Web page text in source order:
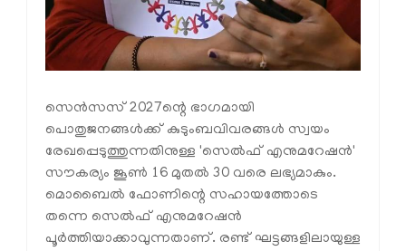
സെൻസസ് 2027ന്റെ ഭാഗമായി
പൊതുജനങ്ങൾക്ക് കുടുംബവിവരങ്ങൾ സ്വയം
രേഖപ്പെടുത്തുന്നതിനുള്ള 'സെൽഫ് എനുമറേഷൻ'
സൗകര്യം ജൂൺ 16 മുതൽ 30 വരെ ലഭ്യമാകും.
മൊബൈൽ ഫോണിന്റെ സഹായത്തോടെ
തന്നെ സെൽഫ് എനുമറേഷൻ
പൂർത്തിയാക്കാവുന്നതാണ്. രണ്ട് ഘട്ടങ്ങളിലായുള്ള